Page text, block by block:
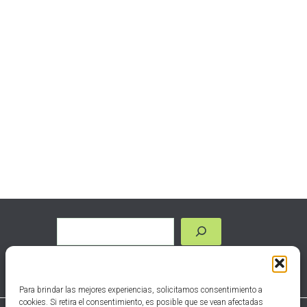
Para brindar las mejores experiencias, solicitamos consentimiento a
cookies. Si retira el consentimiento, es posible que se vean afectadas